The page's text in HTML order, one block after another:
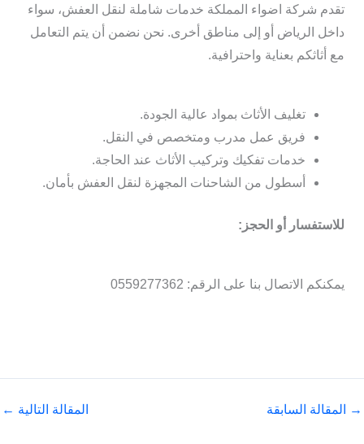
تقدم شركة اضواء المملكة خدمات شاملة لنقل العفش، سواء
داخل الرياض أو إلى مناطق أخرى. نحن نضمن أن يتم التعامل
مع أثاثكم بعناية واحترافية.
تغليف الأثاث بمواد عالية الجودة.
فريق عمل مدرب ومتخصص في النقل.
خدمات تفكيك وتركيب الأثاث عند الحاجة.
أسطول من الشاحنات المجهزة لنقل العفش بأمان.
للاستفسار أو الحجز:
يمكنكم الاتصال بنا على الرقم: 0559277362
→ المقالة السابقة المقالة التالية ←